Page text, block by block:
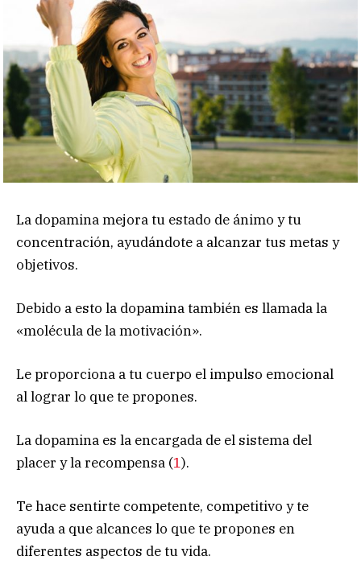
La dopamina mejora tu estado de ánimo y tu
concentración, ayudándote a alcanzar tus metas y
objetivos.
Debido a esto la dopamina también es llamada la
«molécula de la motivación».
Le proporciona a tu cuerpo el impulso emocional
al lograr lo que te propones.
La dopamina es la encargada de el sistema del
placer y la recompensa (1).
Te hace sentirte competente, competitivo y te
ayuda a que alcances lo que te propones en
diferentes aspectos de tu vida.